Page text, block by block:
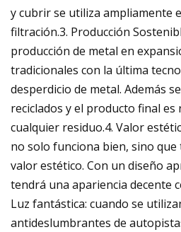
y cubrir se utiliza ampliamente
filtración.3. Producción
producción de metal en
tradicionales con la última
desperdicio de metal. Además
reciclados y el producto final es
cualquier residuo.4. Valor
no solo funciona bien, sino
valor estético. Con un diseño
tendrá una apariencia decente
Luz fantástica: cuando se
antideslumbrantes de